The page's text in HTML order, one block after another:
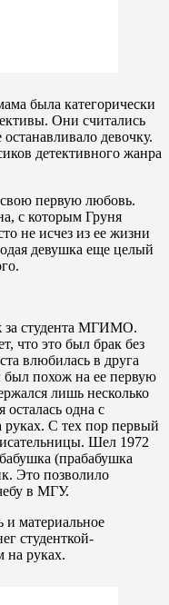
была категорически
Они считались
девочку.
детективного жанра
свою первую любовь.
с которым Груня
не исчез из ее жизни
девушка еще целый
за студента МГИМО.
что это был брак без
влюбилась в друга
был похож на ее первую
лишь несколько
осталась одна с
С тех пор первый
Шел 1972
(прабабушка
Это позволило
в МГУ.
и материальное
студенткой-
на руках.